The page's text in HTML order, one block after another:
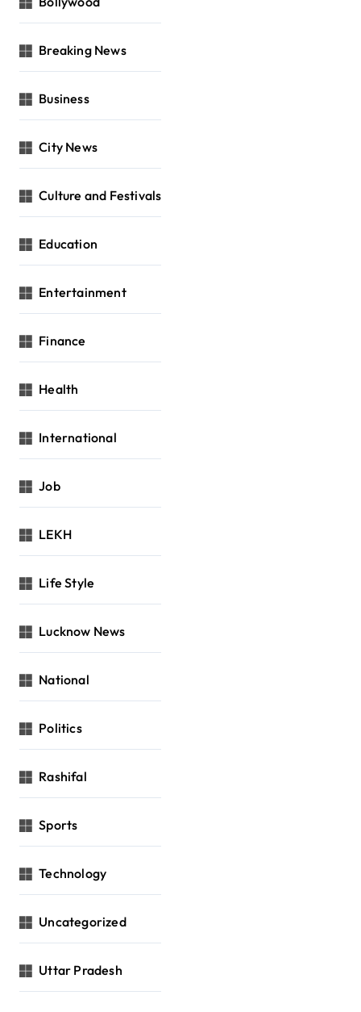
Breaking News
Business
City News
Culture and Festivals
Education
Entertainment
Finance
Health
International
Job
LEKH
Life Style
Lucknow News
National
Politics
Rashifal
Sports
Technology
Uncategorized
Uttar Pradesh